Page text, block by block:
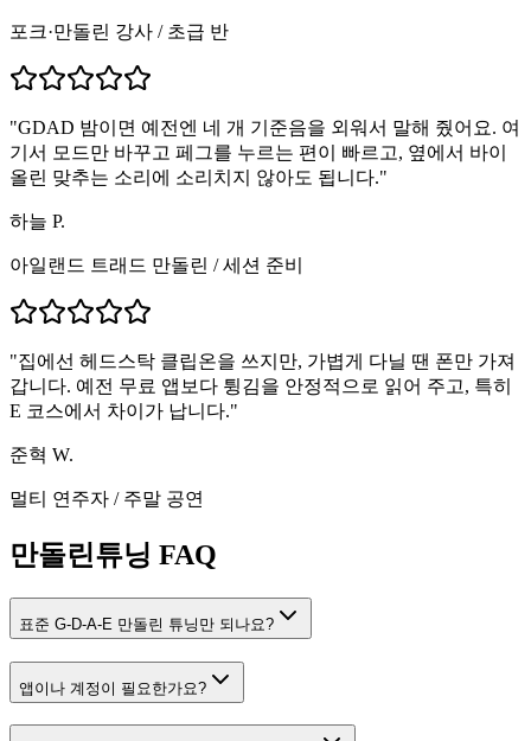
포크·만돌린 강사 / 초급 반
"GDAD 밤이면 예전엔 네 개 기준음을 외워서 말해 줬어요. 여
기서 모드만 바꾸고 페그를 누르는 편이 빠르고, 옆에서 바이
올린 맞추는 소리에 소리치지 않아도 됩니다."
하늘 P.
아일랜드 트래드 만돌린 /세션 준비
"집에선 헤드스탁 클립온을 쓰지만, 가볍게 다닐 땐 폰만 가져
갑니다. 예전 무료 앱보다 튕김을 안정적으로 읽어 주고, 특히
E 코스에서 차이가 납니다."
준혁 W.
멀티 연주자 / 주말 공연
만돌린튜닝 FAQ
표준 G-D-A-E 만돌린 튜닝만 되나요?
앱이나 계정이 필요한가요?